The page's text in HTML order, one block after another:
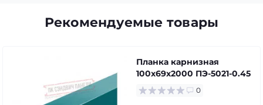
Рекомендуемые товары
Планка карнизная
100х69х2000 ПЭ-5021-0.45
0